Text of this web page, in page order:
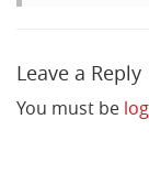
Leave a Reply
You must be